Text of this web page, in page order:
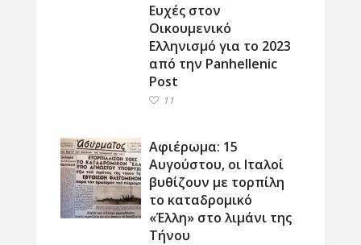
Ευχές στον
Οικουμενικό
Ελληνισμό για το 2023
από την Panhellenic
Post
11
Αφιέρωμα: 15
Αυγούστου, οι Ιταλοί
βυθίζουν με τορπίλη
το καταδρομικό
«Έλλη» στο λιμάνι της
Τήνου